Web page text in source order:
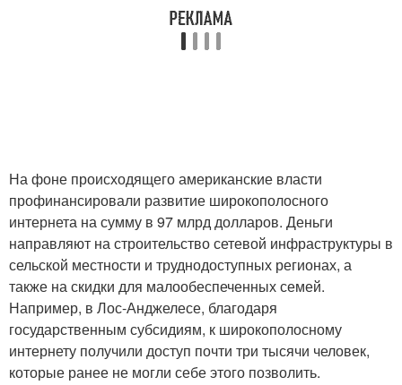
На фоне происходящего американские власти
профинансировали развитие широкополосного
интернета на сумму в 97 млрд долларов. Деньги
направляют на строительство сетевой инфраструктуры в
сельской местности и труднодоступных регионах, а
также на скидки для малообеспеченных семей.
Например, в Лос-Анджелесе, благодаря
государственным субсидиям, к широкополосному
интернету получили доступ почти три тысячи человек,
которые ранее не могли себе этого позволить.